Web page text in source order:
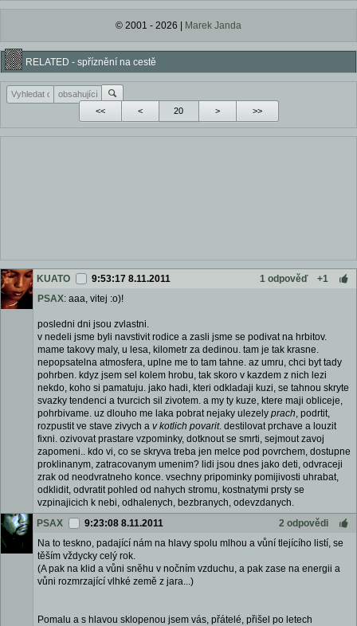
© 2001 - 2026 | Marek Janda
RELATED - spříznění na cestě
<< < > >>
KUATO 9:53:17 8.11.2011 1 odpověď
+1
PSAX: aaa, vitej :o)!
posledni dni jsou zvlastni.
v nedeli jsme byli navstivit rodice a zasli jsme se podivat na hrbitov.
mame takovy maly, u lesa, kilometr za dedinou. tam je tak krasne.
nepopsatelna atmosfera, uplne me to tam tahne. az umru, chci byt tady
pohrben. kdyz jsem sel kolem hrobu, tak skoro v kazdem z nich lezi
nekdo, koho si pamatuju. jako hadi, kteri odkladaji kuzi, se tahnou skryte
svazky tendenci a tvurcich sil zivotem. a my ty kuze, ktere maji obliceje,
pohrbivame. uz dlouho me laka pobrat nejaky ulezely prach, podrtit,
rozpustit ve stave zivych a v kotlich povarit. destilovat prchave a louzit
fixni. ozivovat prastare vzpominky, dotknout se smrti, sejmout zavoj
zapomeni.. kdo vi, co se skryva treba jen melce pod povrchem, dostupne
proklinanym, zatracovanym umenim? lidi jsou dnes jako deti, odvraceji
zrak od neodvratneho konce. vsechny pripominky pomijivosti uhrabat,
odklidit, odvratit pohled od nahych stromu, kostnatymi prsty se
vzpinajicich k nebi, odhalenych, bezbranych, odevzdanych.
PSAX
9:23:08 8.11.2011
2 odpovědi
Na to teskno, padající nám na hlavy spolu mlhou a vůní tlejícího listí, se
těším vždycky celý rok.
(A pak na klid a vůni sněhu v nočním vzduchu, a pak zase na energii a
vůni rozmrzající vlhké země z jara...)
Pomalu a s hlavou sklopenou jsem vás, přátelé, přišel po letech